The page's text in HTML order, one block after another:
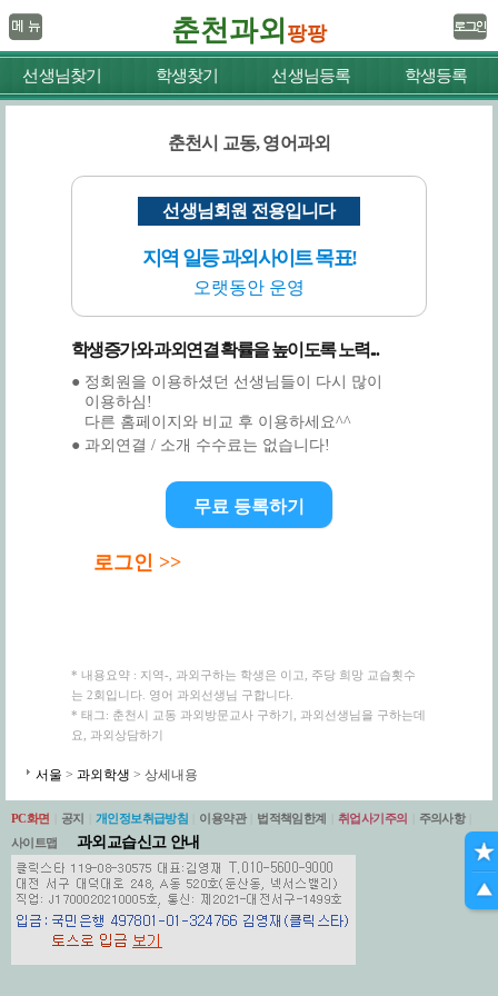
춘천과외 팡팡
선생님찾기 학생찾기 선생님등록 학생등록
춘천시 교동, 영어과외
선생님회원 전용입니다
지역 일등 과외사이트 목표!
오랫동안 운영
학생증가와 과외연결 확률을 높이도록 노력...
● 정회원을 이용하셨던 선생님들이 다시 많이
이용하심!
다른 홈페이지와 비교 후 이용하세요^^
● 과외연결 / 소개 수수료는 없습니다!
무료 등록하기
로그인 >>
* 내용요약 : 지역-, 과외구하는 학생은 이고, 주당 희망 교습횟수
는 2회입니다. 영어 과외선생님 구합니다.
* 태그: 춘천시 교동 과외방문교사 구하기, 과외선생님을 구하는데
요, 과외상담하기
서울 > 과외학생 > 상세내용
PC화면 공지 개인정보취급방침 이용약관 법적책임한계 취업사기주의 주의사항
사이트맵
과외교습신고 안내